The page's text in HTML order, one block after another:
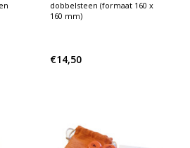
dobbelsteen (formaat 160 x
160 mm)
€14,50